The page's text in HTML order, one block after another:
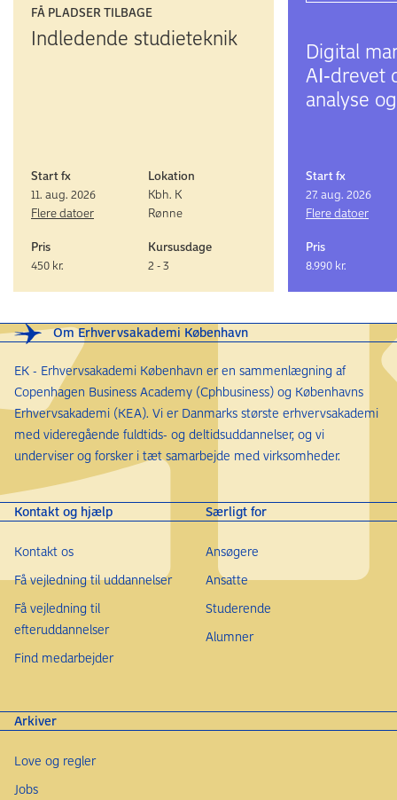
FÅ PLADSER TILBAGE
Indledende studieteknik
Start fx
11. aug. 2026
Flere datoer
Lokation
Kbh. K
Rønne
Pris
450 kr.
Kursusdage
2 - 3
Digital
AI‑drevet
analyse
Start fx
27. aug. 2026
Flere datoer
Pris
8.990 kr.
Om Erhvervsakademi København
EK - Erhvervsakademi København er en sammenlægning af
Copenhagen Business Academy (Cphbusiness) og Københavns
Erhvervsakademi (KEA). Vi er Danmarks største erhvervsakademi
med videregående fuldtids- og deltidsuddannelser, og vi
underviser og forsker i tæt samarbejde med virksomheder.
Kontakt og hjælp
Kontakt os
Få vejledning til uddannelser
Få vejledning til
efteruddannelser
Find medarbejder
Særligt for
Ansøgere
Ansatte
Studerende
Alumner
Arkiver
Love og regler
Jobs